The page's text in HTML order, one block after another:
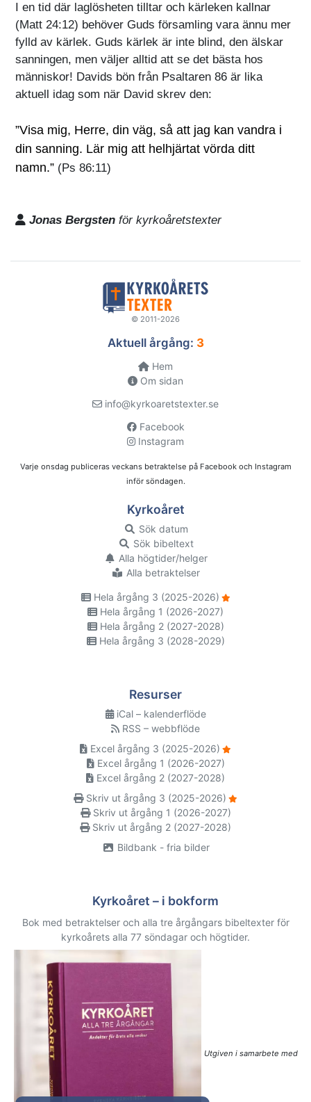
I en tid där laglösheten tilltar och kärleken kallnar
(Matt 24:12) behöver Guds församling vara ännu mer
fylld av kärlek. Guds kärlek är inte blind, den älskar
sanningen, men väljer alltid att se det bästa hos
människor! Davids bön från Psaltaren 86 är lika
aktuell idag som när David skrev den:
”Visa mig, Herre, din väg, så att jag kan vandra i
din sanning. Lär mig att helhjärtat vörda ditt
namn.” (Ps 86:11)
Jonas Bergsten för kyrkoåretstexter
© 2011-2026
Aktuell årgång: 3
Hem
Om sidan
info@kyrkoaretstexter.se
Facebook
Instagram
Varje onsdag publiceras veckans betraktelse på Facebook och Instagram
inför söndagen.
Kyrkoåret
Sök datum
Sök bibeltext
Alla högtider/helger
Alla betraktelser
Hela årgång 3 (2025-2026)
Hela årgång 1 (2026-2027)
Hela årgång 2 (2027-2028)
Hela årgång 3 (2028-2029)
Resurser
iCal – kalenderflöde
RSS – webbflöde
Excel årgång 3 (2025-2026)
Excel årgång 1 (2026-2027)
Excel årgång 2 (2027-2028)
Skriv ut årgång 3 (2025-2026)
Skriv ut årgång 1 (2026-2027)
Skriv ut årgång 2 (2027-2028)
Bildbank - fria bilder
Kyrkoåret – i bokform
Bok med betraktelser och alla tre årgångars bibeltexter för
kyrkoårets alla 77 söndagar och högtider.
Utgiven i samarbete med